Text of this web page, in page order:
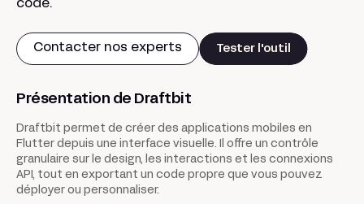
code.
Contacter nos experts Tester l'outil
Présentation de Draftbit
Draftbit permet de créer des applications mobiles en
Flutter depuis une interface visuelle. Il offre un contrôle
granulaire sur le design, les interactions et les connexions
API, tout en exportant un code propre que vous pouvez
déployer ou personnaliser.